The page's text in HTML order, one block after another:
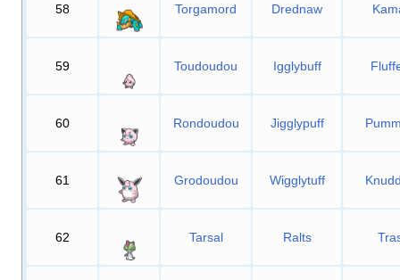
58 Torgamord Drednaw
59 Toudoudou Igglybuff
60 Rondoudou Jigglypuff
61 Grodoudou Wigglytuff
62 Tarsal Ralts